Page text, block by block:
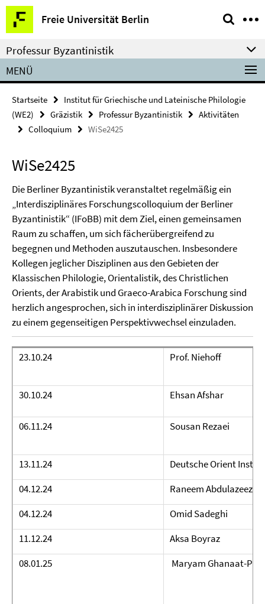
Springe
direkt
zu
Inhalt
Freie Universität Berlin
Service-
Navigation
Professur Byzantinistik
MENÜ
Startseite
Institut für Griechische und Lateinische Philologie
(WE2)
Gräzistik Professur Byzantinistik
Aktivitäten
Colloquium
WiSe2425
WiSe2425
Die Berliner Byzantinistik veranstaltet regelmäßig ein
„Interdisziplinäres Forschungscolloquium der Berliner
Byzantinistik“ (IFoBB) mit dem Ziel, einen gemeinsamen
Raum zu schaffen, um sich fächerübergreifend zu
begegnen und Methoden auszutauschen. Insbesondere
Kollegen jeglicher Disziplinen aus den Gebieten der
Klassischen Philologie, Orientalistik, des Christlichen
Orients, der Arabistik und Graeco-Arabica Forschung sind
herzlich angesprochen, sich in interdisziplinärer Diskussion
zu einem gegenseitigen Perspektivwechsel einzuladen.
23.10.24 Prof. Niehoff
30.10.24 Ehsan Afshar
06.11.24 Sousan Rezaei
13.11.24
Deutsche Orient
04.12.24
Raneem Abdulazeez
04.12.24
Omid Sadeghi
11.12.24
Aksa Boyraz
08.01.25
Maryam Ghanaat-